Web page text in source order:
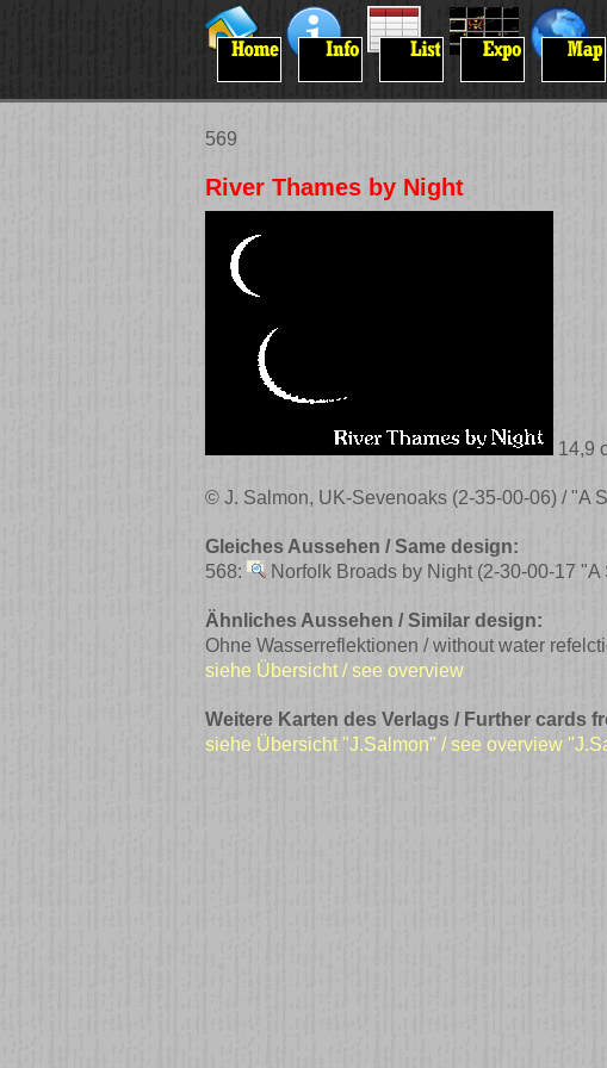
569
River Thames by Night
14,9
© J. Salmon, UK-Sevenoaks (2-35-00-06) / "A
Gleiches Aussehen / Same design:
568:
Norfolk Broads by Night (2-30-00-17
Ähnliches Aussehen / Similar design:
Ohne Wasserreflektionen / without water
siehe Übersicht / see overview
Weitere Karten des Verlags / Further cards
siehe Übersicht "J.Salmon" / see overview